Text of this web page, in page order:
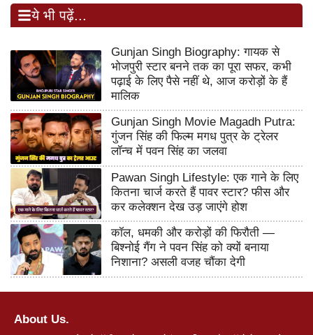
ये भी पढ़ें...
Gunjan Singh Biography: गायक से
भोजपुरी स्टार बनने तक का पूरा सफर, कभी
पढ़ाई के लिए पैसे नहीं थे, आज करोड़ों के हैं
मालिक
Gunjan Singh Movie Magadh Putra:
गुंजन सिंह की फिल्म मगध पुत्र के ट्रेलर
लॉन्च में पवन सिंह का जलवा
Pawan Singh Lifestyle: एक गाने के लिए
कितना चार्ज करते हैं पावर स्टार? फीस और
कर कलेक्शन देख उड़ जाएंगे होश
कॉल, धमकी और करोड़ों की फिरौती —
बिश्नोई गैंग ने पवन सिंह को क्यों बनाया
निशाना? असली वजह चौंका देगी
About Us.